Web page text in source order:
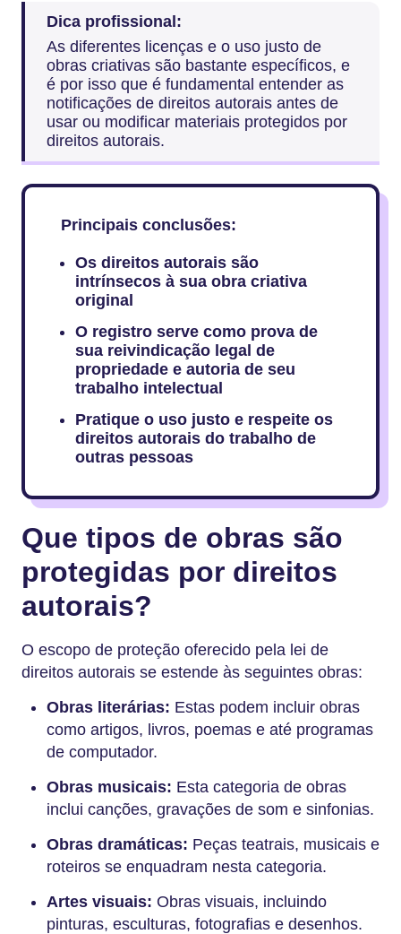
Dica profissional:
As diferentes licenças e o uso justo de
obras criativas são bastante específicos, e
é por isso que é fundamental entender as
notificações de direitos autorais antes de
usar ou modificar materiais protegidos por
direitos autorais.
Principais conclusões:
Os direitos autorais são
intrínsecos à sua obra criativa
original
O registro serve como prova de
sua reivindicação legal de
propriedade e autoria de seu
trabalho intelectual
Pratique o uso justo e respeite os
direitos autorais do trabalho de
outras pessoas
Que tipos de obras são
protegidas por direitos
autorais?
O escopo de proteção oferecido pela lei de
direitos autorais se estende às seguintes obras:
Obras literárias: Estas podem incluir obras
como artigos, livros, poemas e até programas
de computador.
Obras musicais: Esta categoria de obras
inclui canções, gravações de som e sinfonias.
Obras dramáticas: Peças teatrais, musicais e
roteiros se enquadram nesta categoria.
Artes visuais: Obras visuais, incluindo
pinturas, esculturas, fotografias e desenhos.